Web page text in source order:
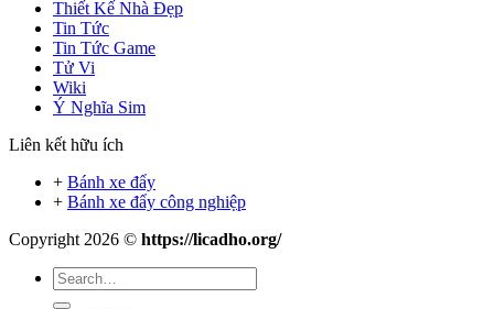
Thiết Kế Nhà Đẹp
Tin Tức
Tin Tức Game
Tử Vi
Wiki
Ý Nghĩa Sim
Liên kết hữu ích
+ Bánh xe đẩy
+ Bánh xe đẩy công nghiệp
Copyright 2026 © https://licadho.org/